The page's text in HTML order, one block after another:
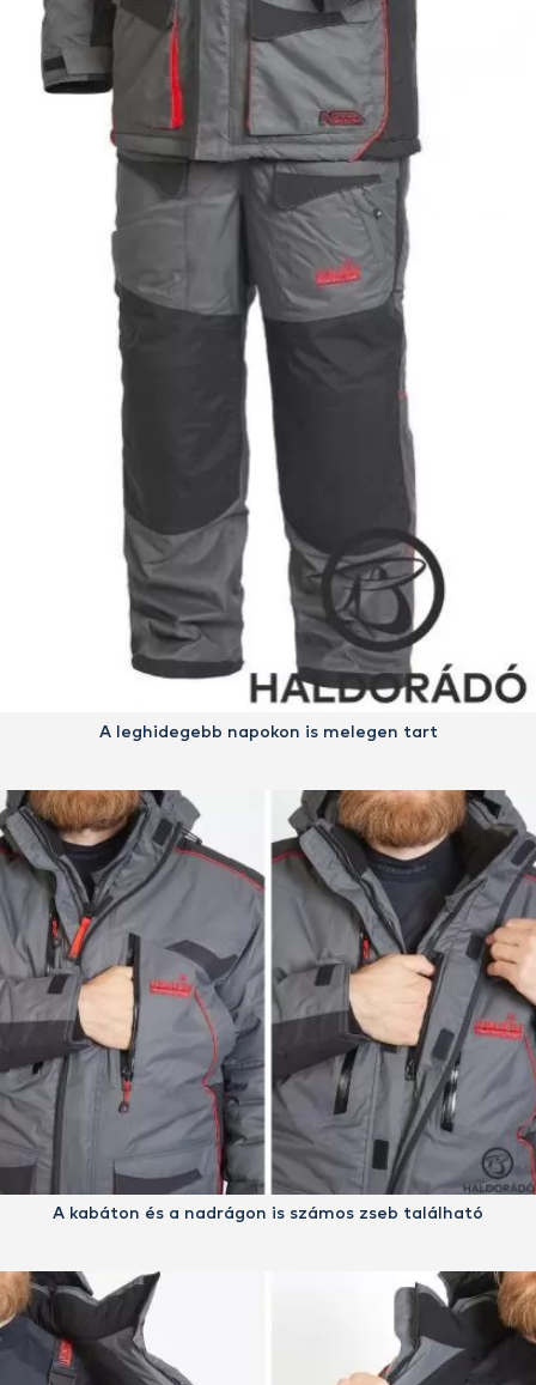
A leghidegebb napokon is melegen tart
A kabáton és a nadrágon is számos zseb található